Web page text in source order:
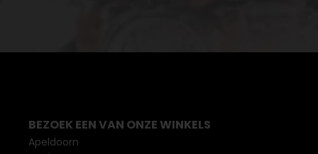
BEZOEK EEN VAN ONZE WINKELS
Apeldoorn